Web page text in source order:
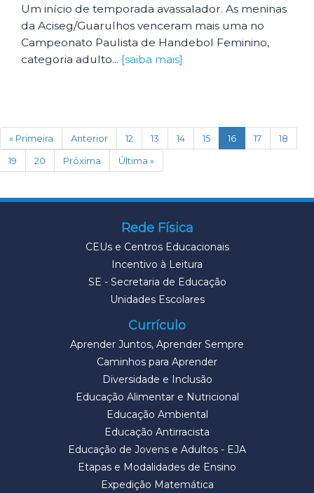
Um início de temporada avassalador. As meninas
da Aciseg/Guarulhos venceram mais uma no
Campeonato Paulista de Handebol Feminino,
categoria adulto... [saiba mais]
« Primeira Anterior 12 13 14 15 16(current)
17
18
19
20 Próxima Última »
Rede Física
CEUs e Centros Educacionais
Incentivo à Leitura
SE - Secretaria de Educação
Unidades Escolares
Currículo
Aprender Juntos, Aprender Sempre
Caminhos para Aprender
Diversidade e Inclusão
Educação Alimentar e Nutricional
Educação Ambiental
Educação Antirracista
Educação de Jovens e Adultos - EJA
Etapas e Modalidades de Ensino
Expedição Matemática